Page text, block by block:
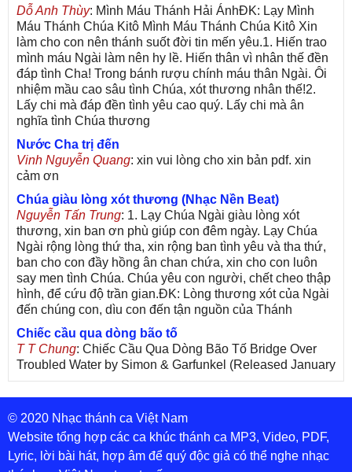
Dỗ Anh Thùy: Mình Máu Thánh Hải ÁnhĐK: Lạy Mình
Máu Thánh Chúa Kitô Mình Máu Thánh Chúa Kitô Xin
làm cho con nên thánh suốt đời tin mến yêu.1. Hiến trao
mình máu Ngài làm nên hy lề. Hiến thân vì nhân thế đền
đáp tình Cha! Trong bánh rượu chính máu thân Ngài. Ôi
nhiệm mầu cao sâu tình Chúa, xót thương nhân thế!2.
Lấy chi mà đáp đền tình yêu cao quý. Lấy chi mà ân
nghĩa tình Chúa thương
Nước Cha trị đến
Vinh Nguyễn Quang: xin vui lòng cho xin bản pdf. xin
cảm ơn
Chúa giàu lòng xót thương (Nhạc Nền Beat)
Nguyễn Tấn Trung: 1. Lạy Chúa Ngài giàu lòng xót
thương, xin ban ơn phù giúp con đêm ngày. Lạy Chúa
Ngài rộng lòng thứ tha, xin rộng ban tình yêu và tha thứ,
ban cho con đầy hồng ân chan chứa, xin cho con luôn
say men tình Chúa. Chúa yêu con người, chết cheo thập
hình, để cứu độ trần gian.ĐK: Lòng thương xót của Ngài
đến chúng con, dìu con đến tận nguồn của Thánh
Chiếc cầu qua dòng bão tố
T T Chung: Chiếc Cầu Qua Dòng Bão Tố Bridge Over
Troubled Water by Simon & Garfunkel (Released January
26, 1970) Lời Việt: Nhạc Sĩ Vũ Đức Nghiêm Trình Bày:
Chung Tử Lưu
De Colores! (Lời Việt)
Son Vu: Bài hát có lời chưa.Cám ơn
Bài ca dâng Mẹ
© 2020 Nhạc thánh ca Việt Nam
Website tổng hợp các ca khúc thánh ca MP3, Video, PDF,
Lyric, lời bài hát, hợp âm để quý độc giả có thể nghe nhạc